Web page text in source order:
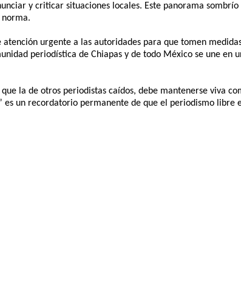
y criticar situaciones locales. Este panorama
norma.
urgente a las autoridades para que tomen
periodística de Chiapas y de todo México se une en
la de otros periodistas caídos, debe mantenerse viva
es un recordatorio permanente de que el periodismo libre